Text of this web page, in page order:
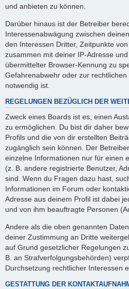
und anbieten zu können.
Darüber hinaus ist der Betreiber
Interessenabwägung zwischen
den Interessen Dritter, Zeitpunkte
zusammen mit deiner IP-Adresse
übermittelter Browser-Kennung zu
Gefahrenabwehr oder zur
notwendig ist.
REGELUNGEN BEZÜGLICH DER
Zweck eines Boards ist es, einen
zu ermöglichen. Du bist dir daher
Profils und die von dir erstellten
zugänglich sein können. Der
einzelne Informationen nur für einen
(z. B. andere registrierte Benutzer,
sind. Wenn du Fragen dazu hast,
Informationen im Forum oder
Adresse aus deinem Profil ist dabei
und von ihm beauftragte Personen
Andere als die oben genannten
deiner Zustimmung an Dritte
auf Grund gesetzlicher Regelungen
B. an Strafverfolgungsbehörden)
Durchsetzung rechtlicher Interessen
GESTATTUNG DER